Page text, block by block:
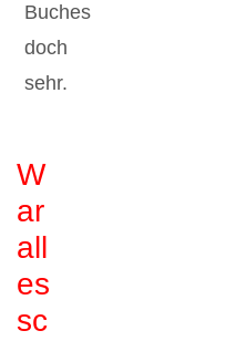
Buches
doch
sehr.
W
ar
all
es
sc